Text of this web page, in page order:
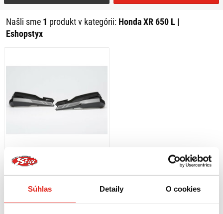
Súhlas Detaily O cookies
Našli sme 1 produkt v kategórii: Honda XR 650 L |
Eshopstyx
124,95 € s DPH
SW MOTECH KRYTY RÚK KOBRA